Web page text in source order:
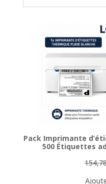
Pack Imprimante
500 Étiquettes